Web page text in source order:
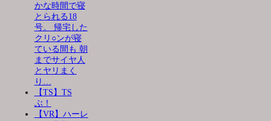
かな時間で寝
とられる18
号。 帰宅した
クリ○ンが寝
ている間も 朝
までサイヤ人
とヤリまく
り…
【TS】TS
ぶ！
【VR】ハーレ